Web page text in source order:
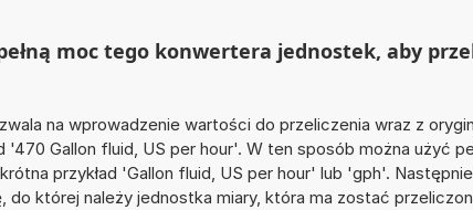
moc tego konwertera jednostek, aby
na wprowadzenie wartości do przeliczenia wraz z
'470 Gallon fluid, US per hour'. W ten sposób można użyć
przykład 'Gallon fluid, US per hour' lub 'gph'.
do której należy jednostka miary, która ma zostać